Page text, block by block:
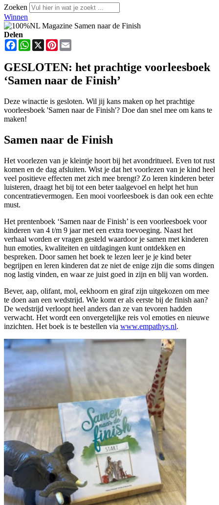
Zoeken
Winnen
Delen
FacebookWhatsApp
X Pinterest
GESLOTEN: het prachtige voorleesboek
‘Samen naar de Finish’
Deze winactie is gesloten. Wil jij kans maken op het prachtige
voorleesboek 'Samen naar de Finish'? Doe dan snel mee om kans te
maken!
Samen naar de Finish
Het voorlezen van je kleintje hoort bij het avondritueel. Even tot rust
komen en de dag afsluiten. Wist je dat het voorlezen van je kind heel
veel positieve effecten met zich mee brengt? Zo leren kinderen beter
luisteren, draagt het bij tot een beter taalgevoel en helpt het hun
concentratievermogen. Een mooi voorleesboek is dan ook een echte
must.
Het prentenboek ‘Samen naar de Finish’ is een voorleesboek voor
kinderen van 4 t/m 9 jaar met een extra toevoeging. Naast het
verhaal worden er vragen gesteld waardoor je samen met kinderen
hun emoties, kwaliteiten en uitdagingen kunt ontdekken en
bespreken. Door samen het boek te lezen leer je je kind beter
begrijpen en leren kinderen dat ze niet de enige zijn die soms dingen
nog lastig vinden, en waar ze juist goed in zijn en blij van worden.
Bever, aap, olifant, mol, eekhoorn en giraf zijn uitgekozen om mee
te doen aan een wedstrijd. Wie komt er als eerste bij de finish aan?
De wedstrijd verloopt heel anders dan ze van tevoren hadden
verwacht. Het wordt een onvergetelijke reis vol emoties en nieuwe
inzichten. Het boek is te bestellen via www.empathys.nl.